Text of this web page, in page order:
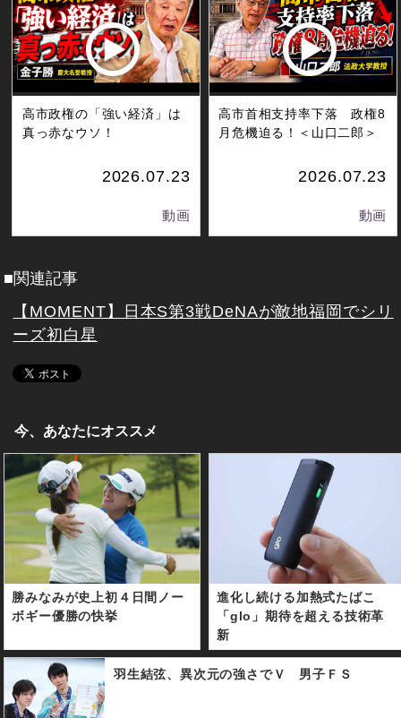
高市政権の「強い経済」は
真っ赤なウソ！
2026.07.23
動画
高市首相支持率下落 政権8
月危機迫る！＜山口二郎＞
2026.07.23
動画
■関連記事
【MOMENT】日本S第3戦DeNAが敵地福岡でシリ
ーズ初白星
今、あなたにオススメ
勝みなみが史上初４日間ノー
ボギー優勝の快挙
進化し続ける加熱式たばこ
「glo」期待を超える技術革
新
羽生結弦、異次元の強さでＶ 男子ＦＳ